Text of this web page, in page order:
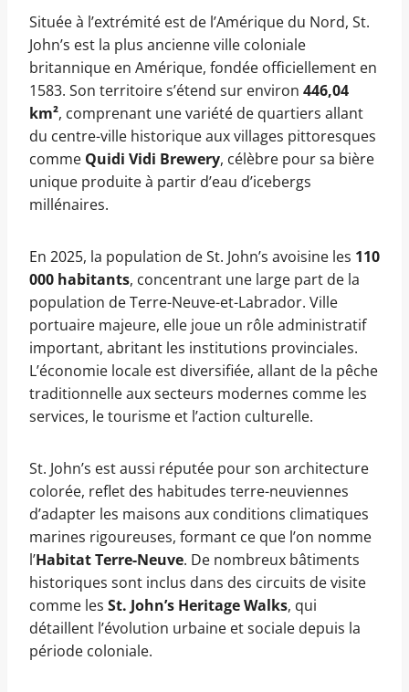
Située à l’extrémité est de l’Amérique du Nord, St.
John’s est la plus ancienne ville coloniale
britannique en Amérique, fondée officiellement en
1583. Son territoire s’étend sur environ 446,04
km², comprenant une variété de quartiers allant
du centre-ville historique aux villages pittoresques
comme Quidi Vidi Brewery, célèbre pour sa bière
unique produite à partir d’eau d’icebergs
millénaires.
En 2025, la population de St. John’s avoisine les 110
000 habitants, concentrant une large part de la
population de Terre-Neuve-et-Labrador. Ville
portuaire majeure, elle joue un rôle administratif
important, abritant les institutions provinciales.
L’économie locale est diversifiée, allant de la pêche
traditionnelle aux secteurs modernes comme les
services, le tourisme et l’action culturelle.
St. John’s est aussi réputée pour son architecture
colorée, reflet des habitudes terre-neuviennes
d’adapter les maisons aux conditions climatiques
marines rigoureuses, formant ce que l’on nomme
l’Habitat Terre-Neuve. De nombreux bâtiments
historiques sont inclus dans des circuits de visite
comme les St. John’s Heritage Walks, qui
détaillent l’évolution urbaine et sociale depuis la
période coloniale.